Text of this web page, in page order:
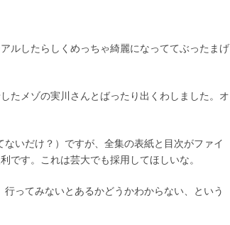
ルしたらしくめっちゃ綺麗になっててぶったまげ
たメゾの実川さんとばったり出くわしました。オ
いだけ？）ですが、全集の表紙と目次がファイ
です。これは芸大でも採用してほしいな。
ってみないとあるかどうかわからない、という